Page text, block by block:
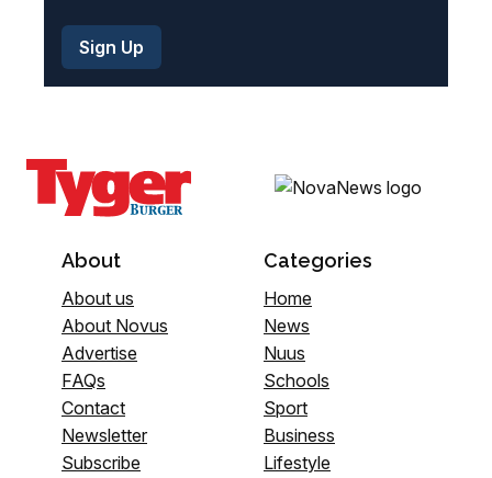
About
About us
About Novus
Advertise
FAQs
Contact
Newsletter
Subscribe
Categories
Home
News
Nuus
Schools
Sport
Business
Lifestyle